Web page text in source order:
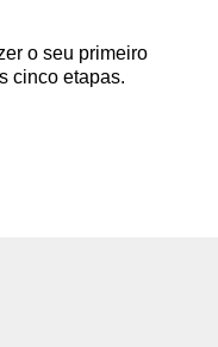
o seu primeiro
cinco etapas.